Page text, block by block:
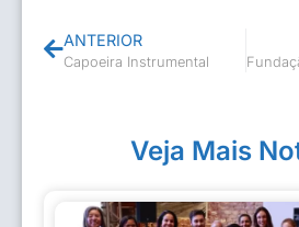
ANTERIOR
Capoeira Instrumental
Veja Mais